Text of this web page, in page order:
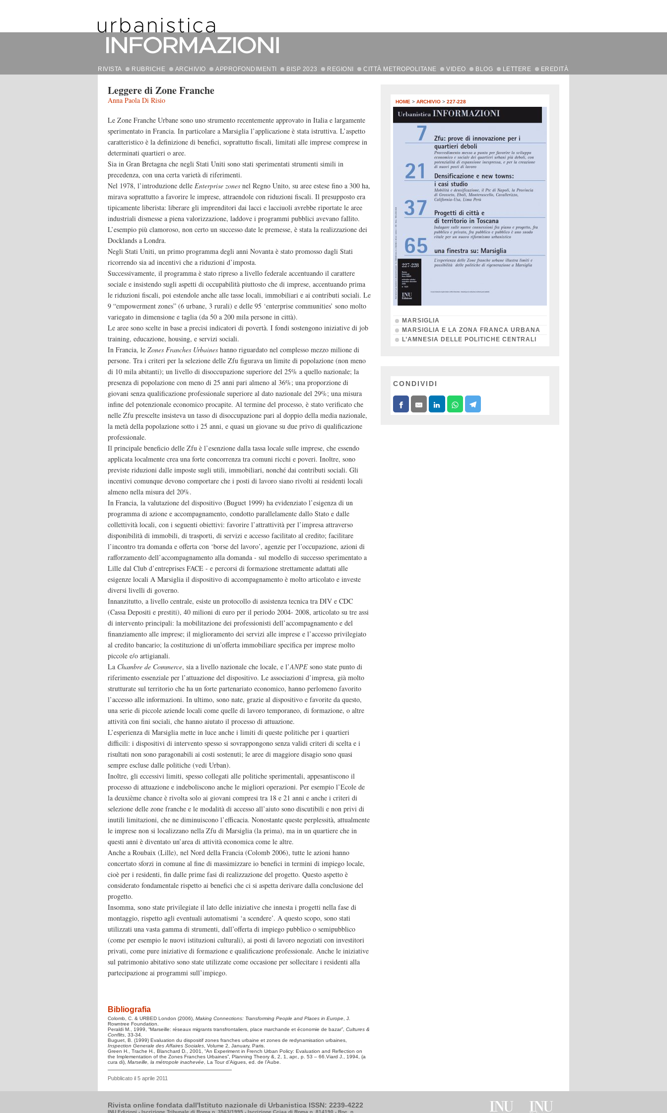
RIVISTA RUBRICHE ARCHIVIO APPROFONDIMENTI BISP 2023 REGIONI CITTÀ METROPOLITANE VIDEO BLOG LETTERE EREDITÀ
Leggere di Zone Franche
Anna Paola Di Risio
Le Zone Franche Urbane sono uno strumento recentemente approvato in Italia e largamente
sperimentato in Francia. In particolare a Marsiglia l’applicazione è stata istruttiva. L’aspetto
caratteristico è la definizione di benefici, soprattutto fiscali, limitati alle imprese comprese in
determinati quartieri o aree.
Sia in Gran Bretagna che negli Stati Uniti sono stati sperimentati strumenti simili in
precedenza, con una certa varietà di riferimenti.
Nel 1978, l’introduzione delle Enterprise zones nel Regno Unito, su aree estese fino a 300 ha,
mirava soprattutto a favorire le imprese, attraendole con riduzioni fiscali. Il presupposto era
tipicamente liberista: liberare gli imprenditori dai lacci e lacciuoli avrebbe riportate le aree
industriali dismesse a piena valorizzazione, laddove i programmi pubblici avevano fallito.
L’esempio più clamoroso, non certo un successo date le premesse, è stata la realizzazione dei
Docklands a Londra.
Negli Stati Uniti, un primo programma degli anni Novanta è stato promosso dagli Stati
ricorrendo sia ad incentivi che a riduzioni d’imposta.
Successivamente, il programma è stato ripreso a livello federale accentuando il carattere
sociale e insistendo sugli aspetti di occupabilità piuttosto che di imprese, accentuando prima
le riduzioni fiscali, poi estendole anche alle tasse locali, immobiliari e ai contributi sociali. Le
9 “empowerment zones” (6 urbane, 3 rurali) e delle 95 ‘enterprise communities’ sono molto
variegato in dimensione e taglia (da 50 a 200 mila persone in città).
Le aree sono scelte in base a precisi indicatori di povertà. I fondi sostengono iniziative di job
training, educazione, housing, e servizi sociali.
In Francia, le Zones Franches Urbaines hanno riguardato nel complesso mezzo milione di
persone. Tra i criteri per la selezione delle Zfu figurava un limite di popolazione (non meno
di 10 mila abitanti); un livello di disoccupazione superiore del 25% a quello nazionale; la
presenza di popolazione con meno di 25 anni pari almeno al 36%; una proporzione di
giovani senza qualificazione professionale superiore al dato nazionale del 29%; una misura
infine del potenzionale economico procapite. Al termine del processo, è stato verificato che
nelle Zfu prescelte insisteva un tasso di disoccupazione pari al doppio della media nazionale,
la metà della popolazione sotto i 25 anni, e quasi un giovane su due privo di qualificazione
professionale.
Il principale beneficio delle Zfu è l’esenzione dalla tassa locale sulle imprese, che essendo
applicata localmente crea una forte concorrenza tra comuni ricchi e poveri. Inoltre, sono
previste riduzioni dalle imposte sugli utili, immobiliari, nonché dai contributi sociali. Gli
incentivi comunque devono comportare che i posti di lavoro siano rivolti ai residenti locali
almeno nella misura del 20%.
In Francia, la valutazione del dispositivo (Buguet 1999) ha evidenziato l’esigenza di un
programma di azione e accompagnamento, condotto parallelamente dallo Stato e dalle
collettività locali, con i seguenti obiettivi: favorire l’attrattività per l’impresa attraverso
disponibilità di immobili, di trasporti, di servizi e accesso facilitato al credito; facilitare
l’incontro tra domanda e offerta con ‘borse del lavoro’, agenzie per l’occupazione, azioni di
rafforzamento dell’accompagnamento alla domanda - sul modello di successo sperimentato a
Lille dal Club d’entreprises FACE - e percorsi di formazione strettamente adattati alle
esigenze locali A Marsiglia il dispositivo di accompagnamento è molto articolato e investe
diversi livelli di governo.
Innanzitutto, a livello centrale, esiste un protocollo di assistenza tecnica tra DIV e CDC
(Cassa Depositi e prestiti), 40 milioni di euro per il periodo 2004- 2008, articolato su tre assi
di intervento principali: la mobilitazione dei professionisti dell’accompagnamento e del
finanziamento alle imprese; il miglioramento dei servizi alle imprese e l’accesso privilegiato
al credito bancario; la costituzione di un’offerta immobiliare specifica per imprese molto
piccole e/o artigianali.
La Chambre de Commerce, sia a livello nazionale che locale, e l’ANPE sono state punto di
riferimento essenziale per l’attuazione del dispositivo. Le associazioni d’impresa, già molto
strutturate sul territorio che ha un forte partenariato economico, hanno perlomeno favorito
l’accesso alle informazioni. In ultimo, sono nate, grazie al dispositivo e favorite da questo,
una serie di piccole aziende locali come quelle di lavoro temporaneo, di formazione, o altre
attività con fini sociali, che hanno aiutato il processo di attuazione.
L’esperienza di Marsiglia mette in luce anche i limiti di queste politiche per i quartieri
difficili: i dispositivi di intervento spesso si sovrappongono senza validi criteri di scelta e i
risultati non sono paragonabili ai costi sostenuti; le aree di maggiore disagio sono quasi
sempre escluse dalle politiche (vedi Urban).
Inoltre, gli eccessivi limiti, spesso collegati alle politiche sperimentali, appesantiscono il
processo di attuazione e indeboliscono anche le migliori operazioni. Per esempio l’Ecole de
la deuxième chance è rivolta solo ai giovani compresi tra 18 e 21 anni e anche i criteri di
selezione delle zone franche e le modalità di accesso all’aiuto sono discutibili e non privi di
inutili limitazioni, che ne diminuiscono l’efficacia. Nonostante queste perplessità, attualmente
le imprese non si localizzano nella Zfu di Marsiglia (la prima), ma in un quartiere che in
questi anni è diventato un’area di attività economica come le altre.
Anche a Roubaix (Lille), nel Nord della Francia (Colomb 2006), tutte le azioni hanno
concertato sforzi in comune al fine di massimizzare io benefici in termini di impiego locale,
cioè per i residenti, fin dalle prime fasi di realizzazione del progetto. Questo aspetto è
considerato fondamentale rispetto ai benefici che ci si aspetta derivare dalla conclusione del
progetto.
Insomma, sono state privilegiate il lato delle iniziative che innesta i progetti nella fase di
montaggio, rispetto agli eventuali automatismi ‘a scendere’. A questo scopo, sono stati
utilizzati una vasta gamma di strumenti, dall’offerta di impiego pubblico o semipubblico
(come per esempio le nuovi istituzioni culturali), ai posti di lavoro negoziati con investitori
privati, come pure iniziative di formazione e qualificazione professionale. Anche le iniziative
sul patrimonio abitativo sono state utilizzate come occasione per sollecitare i residenti alla
partecipazione ai programmi sull’impiego.
Bibliografia
Colomb, C. & URBED London (2006), Making Connections: Transforming People and Places in Europe , J.
Rowntree Foundation.
Peraldi M., 1999, “Marseille: réseaux migrants transfrontaliers, place marchande et économie de bazar”, Cultures &
Conflits , 33-34.
Buguet, B. (1999) Evaluation du dispositif zones franches urbaine et zones de redynamisation urbaines,
Inspection Generale des Affaires Sociales , Volume 2, January, Paris.
Green H., Trache H., Blanchard D., 2001, “An Experiment in French Urban Policy: Evaluation and Reflection on
the Implementation of the Zones Franches Urbaines”, Planning Theory &, 2, 1, apr., p. 53 – 66.Viard J., 1994, (a
cura di), Marseille, la métropole inachevée , La Tour d’Aigues, ed. de l’Aube.
Pubblicato il 5 aprile 2011
HOME > ARCHIVIO > 227-228
MARSIGLIA
MARSIGLIA E LA ZONA FRANCA URBANA
L’AMNESIA DELLE POLITICHE CENTRALI
CONDIVIDI
Rivista online fondata dall'Istituto nazionale di Urbanistica ISSN: 2239-4222
INU Edizioni - Iscrizione Tribunale di Roma n. 3563/1995 - Iscrizione Cciaa di Roma n. 814190 - Roc. n.